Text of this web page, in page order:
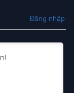
tích đứng đầu
mình. Hai người
nữ Quý
nhiều lần đối
Đăng nhập